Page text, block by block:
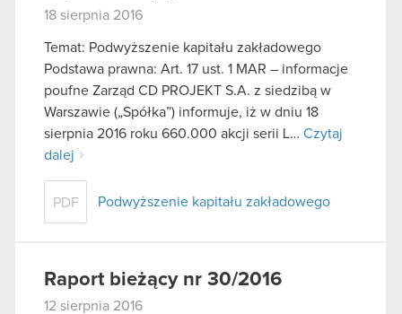
18 sierpnia 2016
Temat: Podwyższenie kapitału zakładowego
Podstawa prawna: Art. 17 ust. 1 MAR – informacje
poufne Zarząd CD PROJEKT S.A. z siedzibą w
Warszawie („Spółka”) informuje, iż w dniu 18
sierpnia 2016 roku 660.000 akcji serii L… Czytaj
dalej
PDF Podwyższenie kapitału zakładowego
Raport bieżący nr 30/2016
12 sierpnia 2016